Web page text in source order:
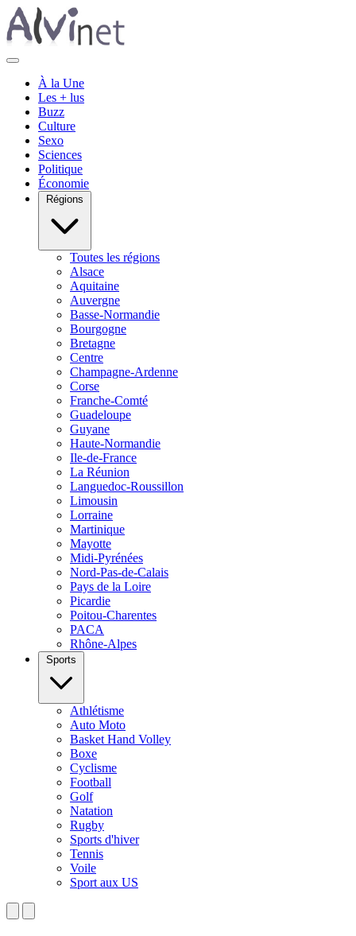
À la Une
Les + lus
Buzz
Culture
Sexo
Sciences
Politique
Économie
Régions
Toutes les régions
Alsace
Aquitaine
Auvergne
Basse-Normandie
Bourgogne
Bretagne
Centre
Champagne-Ardenne
Corse
Franche-Comté
Guadeloupe
Guyane
Haute-Normandie
Ile-de-France
La Réunion
Languedoc-Roussillon
Limousin
Lorraine
Martinique
Mayotte
Midi-Pyrénées
Nord-Pas-de-Calais
Pays de la Loire
Picardie
Poitou-Charentes
PACA
Rhône-Alpes
Sports
Athlétisme
Auto Moto
Basket Hand Volley
Boxe
Cyclisme
Football
Golf
Natation
Rugby
Sports d'hiver
Tennis
Voile
Sport aux US